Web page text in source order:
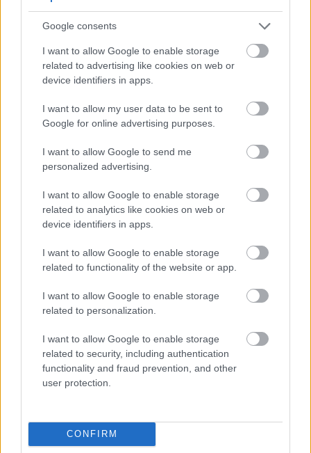
Google consents
I want to allow Google to enable storage
related to advertising like cookies on web or
device identifiers in apps.
I want to allow my user data to be sent to
Google for online advertising purposes.
I want to allow Google to send me
personalized advertising.
I want to allow Google to enable storage
related to analytics like cookies on web or
device identifiers in apps.
I want to allow Google to enable storage
related to functionality of the website or app.
I want to allow Google to enable storage
related to personalization.
I want to allow Google to enable storage
related to security, including authentication
functionality and fraud prevention, and other
user protection.
CONFIRM
meningkatkan mobilitas dengan aman.
Banyak orang merasa mesin elips bermanfaat
dalam latihan pemulihan mereka. Gerakan pedal
yang halus meniru gerakan alami, sehingga
memudahkan berolahraga tanpa risiko cedera lebih
bagi mereka yang ingin tetap aktif selama masa
pemulihan.
Meningkatkan Kesehatan
Kardiovaskular
Latihan menggunakan elliptical adalah cara terbaik
untuk meningkatkan kesehatan kardiovaskular.
Latihan ini melibatkan jantung dan paru-paru,
secara teratur memperkuat organ-organ ini,
memastikan sirkulasi dan pengiriman oksigen yang
Bentuk latihan ini membantu membangun stamina
dan daya tahan. Baik Anda lebih menyukai kardio
intensitas sedang atau latihan interval intensitas
latihan Anda, sehingga bermanfaat bagi kesehatan
kardiovaskular Anda.